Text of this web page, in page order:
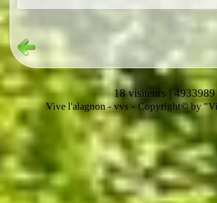
18 visiteurs | 4933989
Vive l'alagnon -vvs-Copyright© by